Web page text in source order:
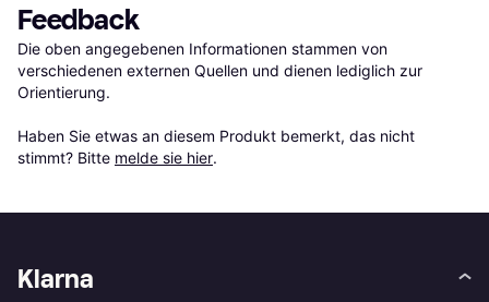
Feedback
Die oben angegebenen Informationen stammen von
verschiedenen externen Quellen und dienen lediglich zur
Orientierung.
Haben Sie etwas an diesem Produkt bemerkt, das nicht
stimmt? Bitte melde sie hier.
Klarna